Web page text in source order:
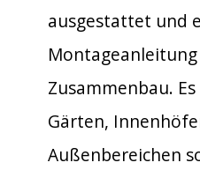
ausgestattet und
Zusammenbau.
Gärten,
Außenbereichen